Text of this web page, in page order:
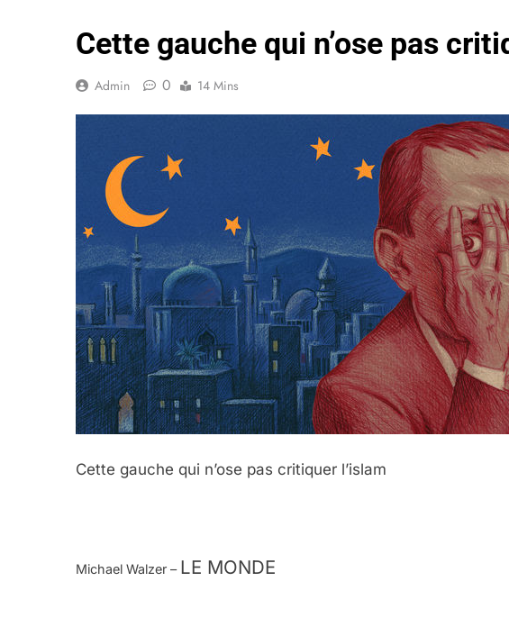
Cette gauche qui n’ose pas
Admin 0 14 Mins
Cette gauche qui n’ose pas critiquer l’islam
Michael Walzer – LE MONDE